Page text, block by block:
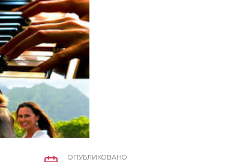
ОПУБЛИКОВАНО